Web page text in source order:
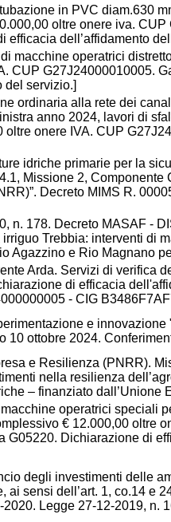
in PVC diam.630
oltre onere iva.
efficacia dell’affidamento
macchine operatrici
CUP G27J24000010005.
del servizio.]
ordinaria alla rete dei
anno 2024, lavori di
oltre onere IVA. CUP
idriche primarie per la
Missione 2,
Decreto MIMS R.
n. 178. Decreto MASAF -
Trebbia: interventi di
Agazzino e Rio Magnano
Arda. Servizi di verifica
di efficacia
- CIG
e
10 ottobre 2024.
e Resilienza (PNRR).
nella resilienza
– finanziato dall’Unione
operatrici speciali
€ 12.000,00 oltre
G05220. Dichiarazione di
degli investimenti delle
ai sensi dell’art. 1, co.14 e
Legge 27-12-2019, n.